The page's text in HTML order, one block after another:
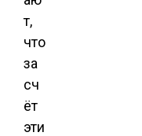
т,
что
за
сч
ёт
эти